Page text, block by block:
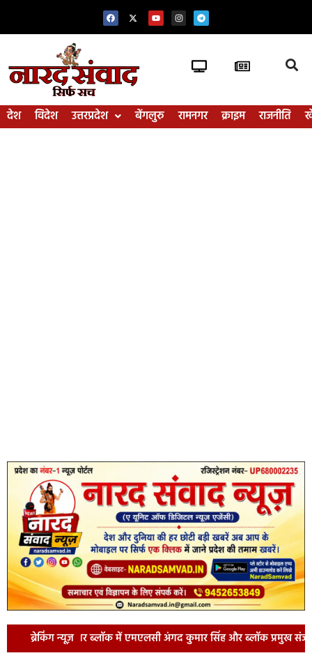
देश विदेश उत्तरप्रदेश बेंगलुरु रामनगर क्राइम राजनीति
ब्रेकिंग न्यूज़
में एमएलसी अंगद कुमार सिंह और ब्लॉक प्रमुख संजय कुमार तिवारी